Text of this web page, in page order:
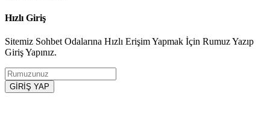
Hızlı Giriş
Sitemiz Sohbet Odalarına Hızlı Erişim Yapmak İçin Rumuz Yazıp
Giriş Yapınız.
GİRİŞ YAP